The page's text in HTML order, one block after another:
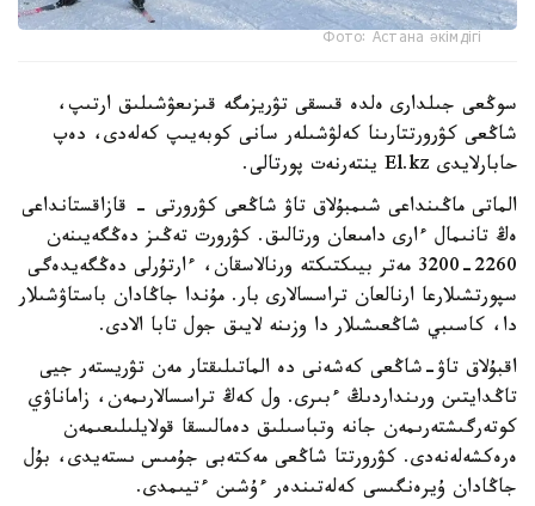
Фото: Астана әкімдігі
سوڭعى جىلدارى ەلدە قىسقى تۋريزمگە قىزىعۋشىلىق ارتىپ،
شاڭعى كۋرورتتارىنا كەلۋشىلەر سانى كوبەيىپ كەلەدى، دەپ
حابارلايدى El.kz ينتەرنەت پورتالى.
الماتى ماڭىنداعى شىمبۇلاق تاۋ شاڭعى كۋرورتى - قازاقستانداعى
ەڭ تانىمال ءارى دامىعان ورتالىق. كۋرورت تەڭىز دەڭگەيىنەن
2260-3200 مەتر بيىكتىكتە ورنالاسقان، ءارتۇرلى دەڭگەيدەگى
سپورتشىلارعا ارنالعان تراسسالارى بار. مۇندا جاڭادان باستاۋشىلار
دا، كاسىبي شاڭعىشىلار دا وزىنە لايىق جول تابا الادى.
اقبۇلاق تاۋ-شاڭعى كەشەنى دە الماتىلىقتار مەن تۋريستەر جيى
تاڭدايتىن ورىنداردىڭ ءبىرى. ول كەڭ تراسسالارىمەن، زاماناۋي
كوتەرگىشتەرىمەن جانە وتباسىلىق دەمالىسقا قولايلىلىعىمەن
ەرەكشەلەنەدى. كۋرورتتا شاڭعى مەكتەبى جۇمىس ىستەيدى، بۇل
جاڭادان ۇيرەنگىسى كەلەتىندەر ءۇشىن ءتيىمدى.